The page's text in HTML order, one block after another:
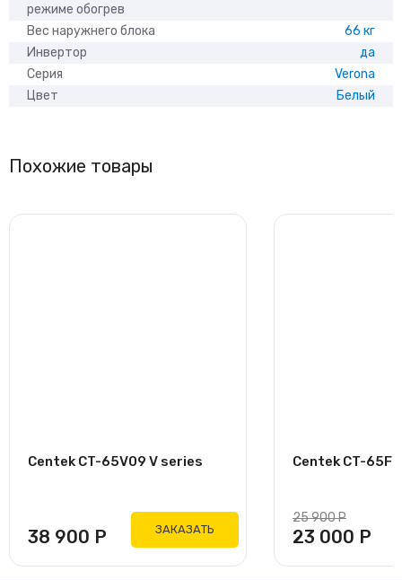
режиме обогрев
Вес наружнего блока
66 кг
Инвертор
да
Серия
Verona
Цвет
Белый
Похожие товары
Centek CT-65V09 V series
38 900 Р ЗАКАЗАТЬ
Centek CT-
25 900Р
23 000 Р